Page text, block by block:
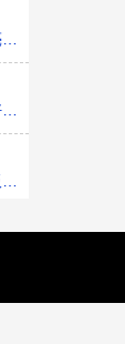
白线稿
黑白线稿
白线稿